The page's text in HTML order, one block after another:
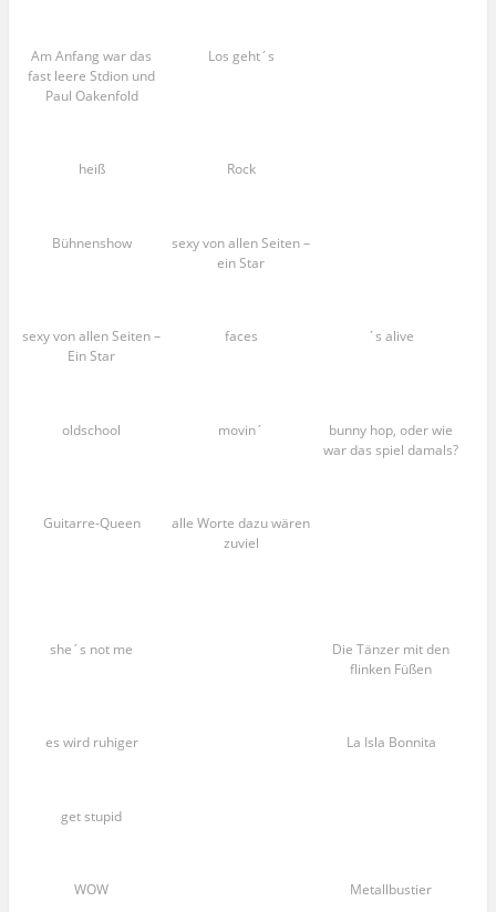
Am Anfang war das
fast leere Stdion und
Paul Oakenfold
Los geht´s
heiß Rock
Bühnenshow
sexy von allen Seiten –
ein Star
sexy von allen Seiten –
Ein Star
faces ´s alive
oldschool movin´
bunny hop, oder wie
war das spiel damals?
Guitarre-Queen
alle Worte dazu wären
zuviel
she´s not me
Die Tänzer mit den
flinken Füßen
es wird ruhiger La Isla Bonnita
get stupid
WOW Metallbustier